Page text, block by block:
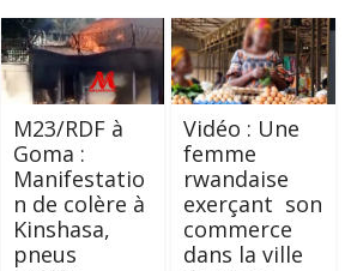
M23/RDF à
Goma :
Manifestatio
n de colère à
Kinshasa,
pneus
Vidéo : Une
femme
rwandaise
exerçant son
commerce
dans la ville